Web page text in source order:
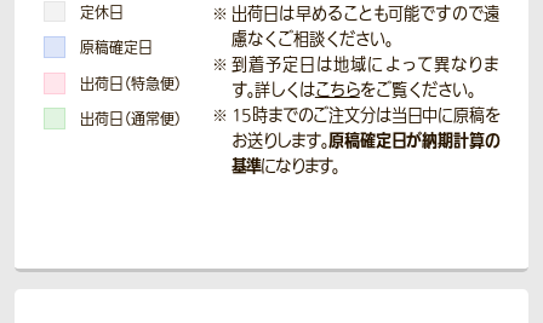
定休日
原稿確定日
出荷日（特急便）
出荷日（通常便）
出荷日は早めることも可能ですので遠
慮なくご相談ください。
到着予定日は地域によって異なりま
す。詳しくはこちらをご覧ください。
15時までのご注文分は当日中に原稿を
お送りします。原稿確定日が納期計算の
基準になります。